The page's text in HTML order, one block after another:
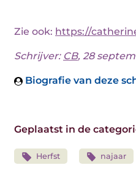
Zie ook: https://
Schrijver: CB, 28
Biografie van deze
Geplaatst in de
Herfst najaar